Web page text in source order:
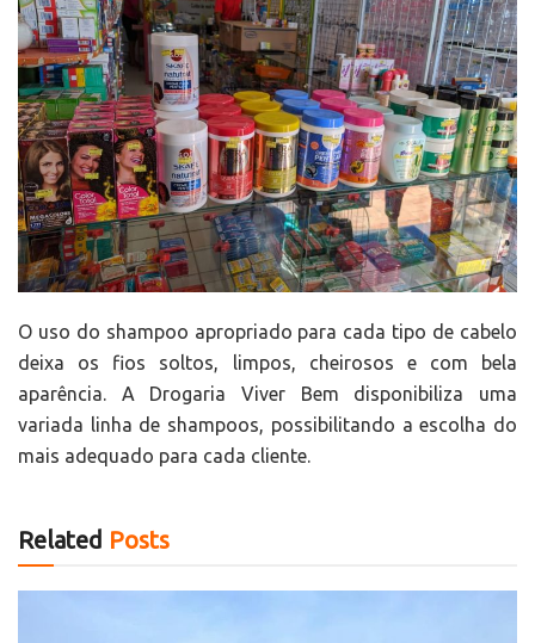
O uso do shampoo apropriado para cada tipo de cabelo
deixa os fios soltos, limpos, cheirosos e com bela
aparência. A Drogaria Viver Bem disponibiliza uma
variada linha de shampoos, possibilitando a escolha do
mais adequado para cada cliente.
Related Posts